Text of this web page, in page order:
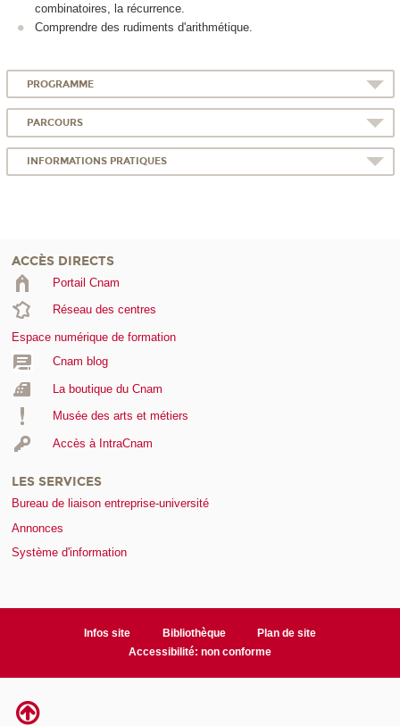
combinatoires, la récurrence.
Comprendre des rudiments d'arithmétique.
PROGRAMME
PARCOURS
INFORMATIONS PRATIQUES
ACCÈS DIRECTS
Portail Cnam
Réseau des centres
Espace numérique de formation
Cnam blog
La boutique du Cnam
Musée des arts et métiers
Accès à IntraCnam
LES SERVICES
Bureau de liaison entreprise-université
Annonces
Système d'information
Infos site Bibliothèque
Plan de site
Accessibilité: non conforme